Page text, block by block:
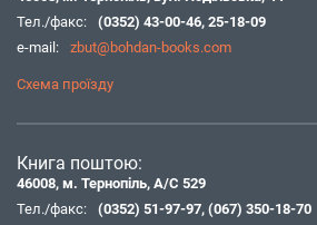
Тел./факс:
(0352) 43-00-46, 25-18-09
e-mail:
zbut@bohdan-books.com
Схема проїзду
Книга поштою:
46008, м. Тернопіль, А/С 529
Тел./факс:
(0352) 51-97-97, (067) 350-18-70